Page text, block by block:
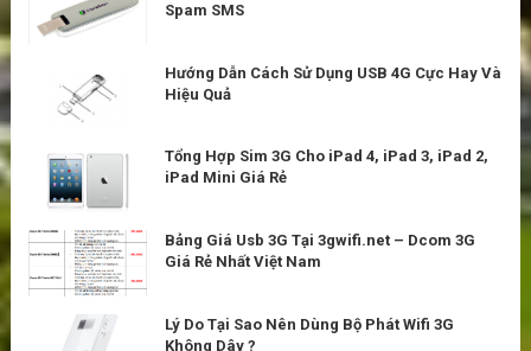
Spam SMS
Hướng Dẫn Cách Sử Dụng USB 4G Cực Hay Và
Hiệu Quả
Tổng Hợp Sim 3G Cho iPad 4, iPad 3, iPad 2,
iPad Mini Giá Rẻ
Bảng Giá Usb 3G Tại 3gwifi.net – Dcom 3G
Giá Rẻ Nhất Việt Nam
Lý Do Tại Sao Nên Dùng Bộ Phát Wifi 3G
Không Dây ?